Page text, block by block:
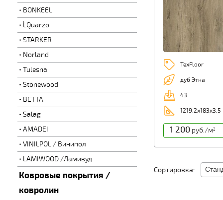
BONKEEL
L`Quarzo
STARKER
Norland
Tulesna
Stonewood
BETTA
Salag
AMADEI
VINILPOL / Винипол
LAMIWOOD /Ламивуд
Ковровые покрытия /
ковролин
TexFloor
дуб Этна
43
1219.2х183х3.5
1 200руб./м2
Сортировка: